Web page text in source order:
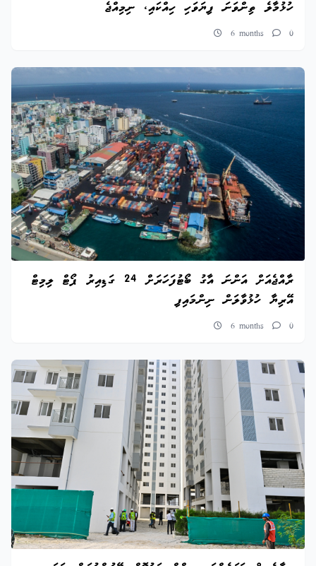
ހުޅުމާލެ ތިންވަނަ ފިޔަވަހި ހިއްކައި، ނިމިއްޖެ
6 months 0
ރާއްޖެއަށް އަންނަ އާގު ބޯޓުފަހަރަށް 24 ގަޑިއިރު ޕޯޓް ލިމިޓް
އޭރިޔާ ހުޅުވާލަން ނިންމައިފި
6 months 0